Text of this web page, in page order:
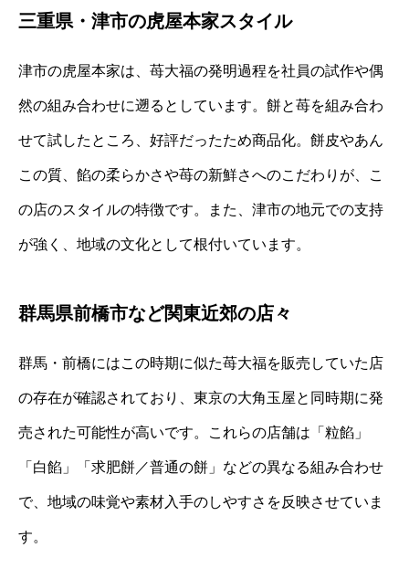
三重県・津市の虎屋本家スタイル
津市の虎屋本家は、苺大福の発明過程を社員の試作や偶
然の組み合わせに遡るとしています。餅と苺を組み合わ
せて試したところ、好評だったため商品化。餅皮やあん
この質、餡の柔らかさや苺の新鮮さへのこだわりが、こ
の店のスタイルの特徴です。また、津市の地元での支持
が強く、地域の文化として根付いています。
群馬県前橋市など関東近郊の店々
群馬・前橋にはこの時期に似た苺大福を販売していた店
の存在が確認されており、東京の大角玉屋と同時期に発
売された可能性が高いです。これらの店舗は「粒餡」
「白餡」「求肥餅／普通の餅」などの異なる組み合わせ
で、地域の味覚や素材入手のしやすさを反映させていま
す。